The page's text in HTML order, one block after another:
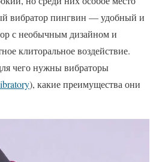
вибратор пингвин — удобный и
с необычным дизайном и
клиторальное воздействие.
чего нужны вибраторы
), какие преимущества они